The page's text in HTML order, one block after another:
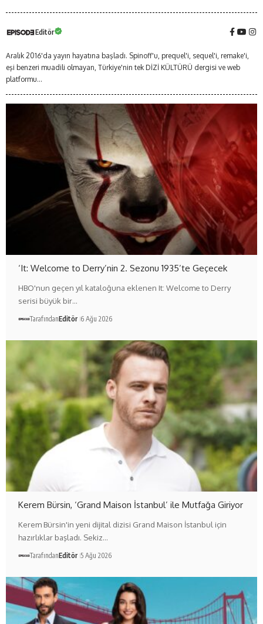
Editör
Aralık 2016'da yayın hayatına başladı. Spinoff'u, prequel'i, sequel'i, remake'i,
eşi benzeri muadili olmayan, Türkiye'nin tek DİZİ KÜLTÜRÜ dergisi ve web
platformu...
‘It: Welcome to Derry’nin 2. Sezonu 1935’te Geçecek
HBO'nun geçen yıl kataloğuna eklenen It: Welcome to Derry
serisi büyük bir…
TarafındanEditör 6 Ağu 2026
Kerem Bürsin, ‘Grand Maison İstanbul’ ile Mutfağa Giriyor
Kerem Bürsin'in yeni dijital dizisi Grand Maison İstanbul için
hazırlıklar başladı. Sekiz…
TarafındanEditör 5 Ağu 2026